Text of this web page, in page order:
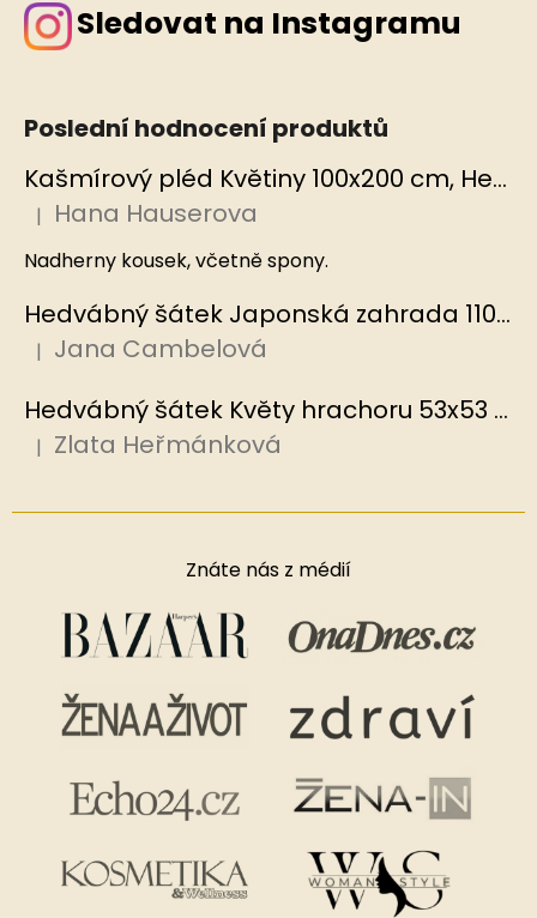
Sledovat na Instagramu
Poslední hodnocení produktů
Kašmírový pléd Květiny 100x200 cm, Hedvábný svět
Hodnocení produktu je 5 z 5 hvězdiček.
| Hana Hauserova
Nadherny kousek, včetně spony.
Hedvábný šátek Japonská zahrada 110x110 cm v dárkovém balení, HEDVÁBNÝ SVĚT
Hodnocení produktu je 5 z 5 hvězdiček.
| Jana Cambelová
Hedvábný šátek Květy hrachoru 53x53 cm v dárkovém balení, HEDVÁBNÝ SVĚT
Hodnocení produktu je 5 z 5 hvězdiček.
| Zlata Heřmánková
Znáte nás z médií